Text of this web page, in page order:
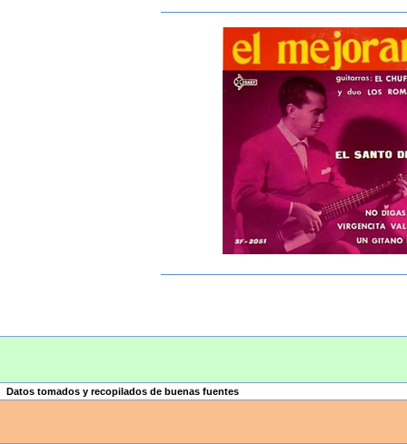
Datos tomados y recopilados de buenas fuentes